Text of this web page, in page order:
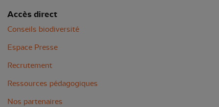
Accès direct
Conseils biodiversité
Espace Presse
Recrutement
Ressources pédagogiques
Nos partenaires